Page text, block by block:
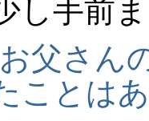
し手前
父さん
ことは